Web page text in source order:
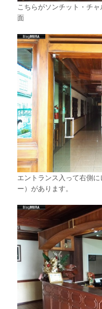
こちらがソンチット・チ
面
エントランス入って右側
ー）があります。